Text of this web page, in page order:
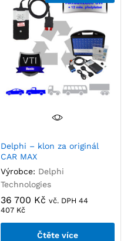
Delphi – klon za originál
CAR MAX
Výrobce: Delphi
Technologies
36 700 Kč vč. DPH 44
407 Kč
Čtěte více